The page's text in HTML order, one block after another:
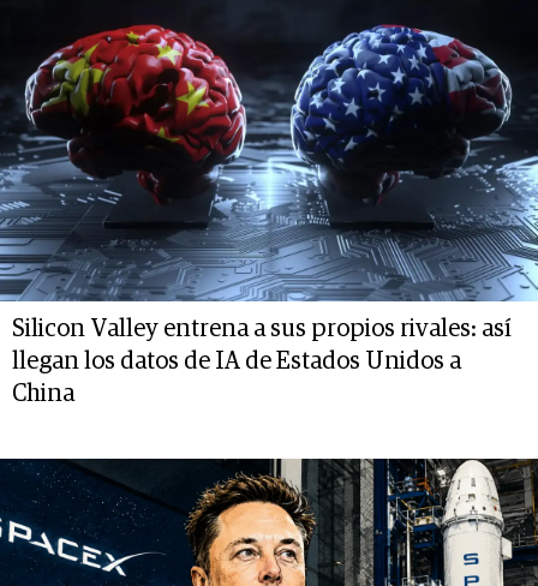
Silicon Valley entrena a sus propios rivales: así
llegan los datos de IA de Estados Unidos a
China